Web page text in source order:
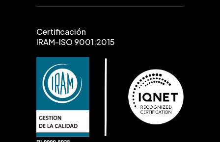
Certificación
IRAM-ISO 9001:2015